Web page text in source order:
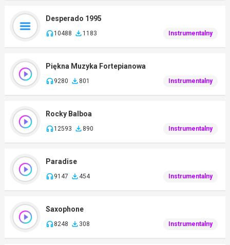
Desperado 1995
10488 1183 Instrumentalny
Piękna Muzyka Fortepianowa
9280 801 Instrumentalny
Rocky Balboa
12593 890 Instrumentalny
Paradise
9147 454 Instrumentalny
Saxophone
8248 308 Instrumentalny